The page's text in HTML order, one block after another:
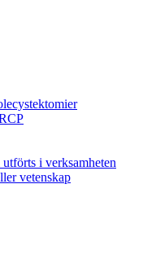
i verksamheten
vetenskap